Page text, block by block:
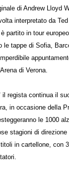
di Andrew Lloyd
interpretato da
partito in tour
le tappe di Sofia,
di Verona.
regista continua il
in occasione della
le 1000
stagioni di
in cartellone, con